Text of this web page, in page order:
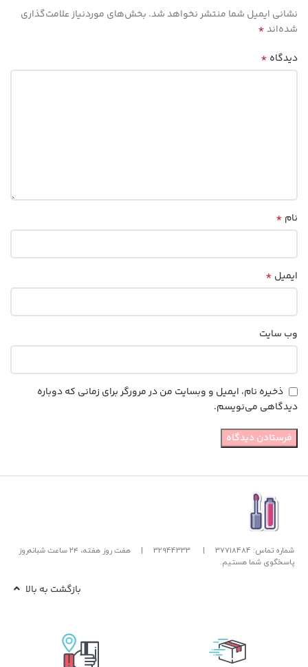
نشانی ایمیل شما منتشر نخواهد شد. بخش‌های موردنیاز علامت‌گذاری
شده‌اند*
دیدگاه *
نام *
ایمیل *
وب‌ سایت
ذخیره نام، ایمیل و وبسایت من در مرورگر برای زمانی که دوباره
دیدگاهی می‌نویسم.
شماره تماس: 37718484 |
32944333
|
هفت روز هفته، ۲۴ ساعت شبانه‌روز
پاسخگوی شما هستیم.
بازگشت به بالا